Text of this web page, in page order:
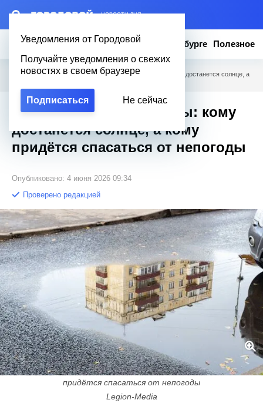
– НОВОСТИ ДНЯ
Уведомления от Городовой
Получайте уведомления о свежих
новостях в своем браузере
Подписаться Не сейчас
Новости Эксклюзив Вопросы о Петербурге Полезное
Городовой Полезное / Лето резко меняет планы: кому достанется солнце, а
Лето резко меняет планы: кому
достанется солнце, а кому
придётся спасаться от непогоды
Опубликовано: 4 июня 2026 09:34
Проверено редакцией
Лето резко меняет планы: кому достанется солнце, а кому
придётся спасаться от непогоды
Legion-Media